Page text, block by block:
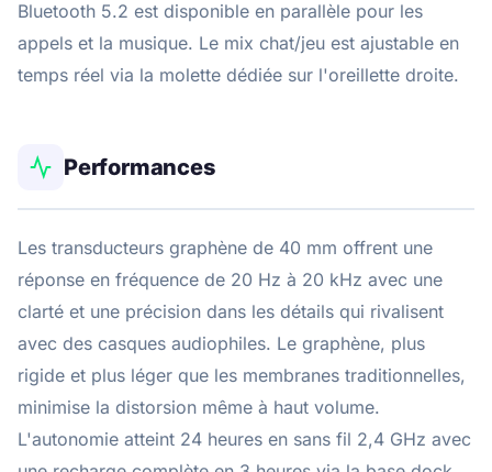
Bluetooth 5.2 est disponible en parallèle pour les
appels et la musique. Le mix chat/jeu est ajustable en
temps réel via la molette dédiée sur l'oreillette droite.
Performances
Les transducteurs graphène de 40 mm offrent une
réponse en fréquence de 20 Hz à 20 kHz avec une
clarté et une précision dans les détails qui rivalisent
avec des casques audiophiles. Le graphène, plus
rigide et plus léger que les membranes traditionnelles,
minimise la distorsion même à haut volume.
L'autonomie atteint 24 heures en sans fil 2,4 GHz avec